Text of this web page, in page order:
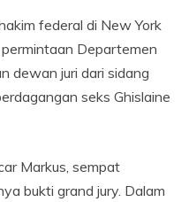
federal di New York
Departemen
dewan juri dari sidang
seks Ghislaine
Markus, sempat
bukti grand jury. Dalam